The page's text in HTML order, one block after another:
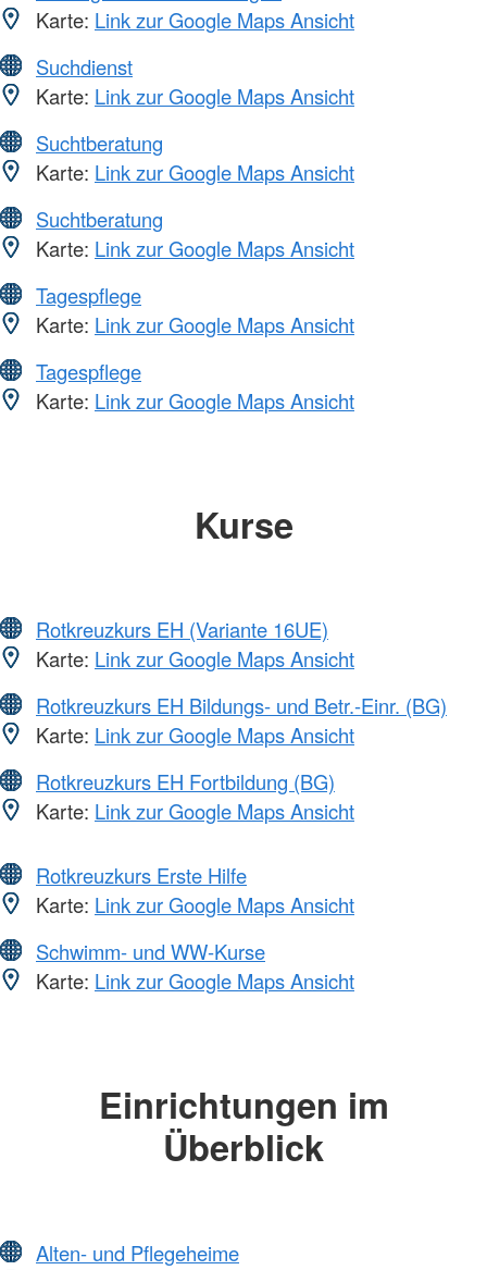
Karte: Link zur Google Maps Ansicht
Suchdienst
Karte: Link zur Google Maps Ansicht
Suchtberatung
Karte: Link zur Google Maps Ansicht
Suchtberatung
Karte: Link zur Google Maps Ansicht
Tagespflege
Karte: Link zur Google Maps Ansicht
Tagespflege
Karte: Link zur Google Maps Ansicht
Kurse
Rotkreuzkurs EH (Variante 16UE)
Karte: Link zur Google Maps Ansicht
Rotkreuzkurs EH Bildungs- und Betr.-Einr. (BG)
Karte: Link zur Google Maps Ansicht
Rotkreuzkurs EH Fortbildung (BG)
Karte: Link zur Google Maps Ansicht
Rotkreuzkurs Erste Hilfe
Karte: Link zur Google Maps Ansicht
Schwimm- und WW-Kurse
Karte: Link zur Google Maps Ansicht
Einrichtungen im
Überblick
Alten- und Pflegeheime